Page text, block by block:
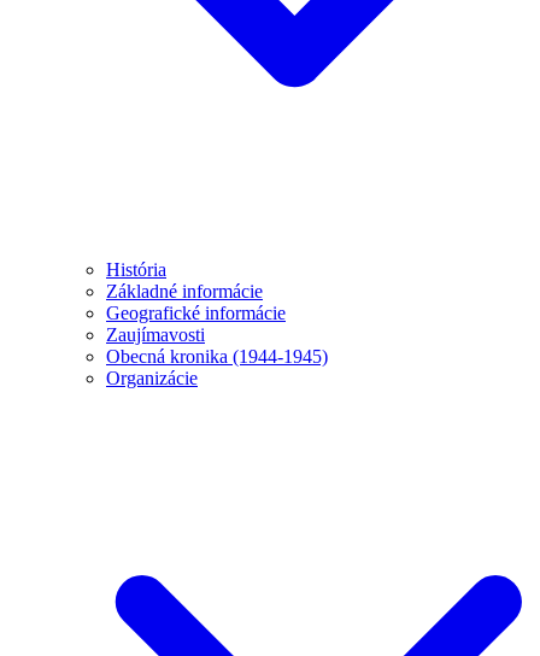
História
Základné informácie
Geografické informácie
Zaujímavosti
Obecná kronika (1944-1945)
Organizácie